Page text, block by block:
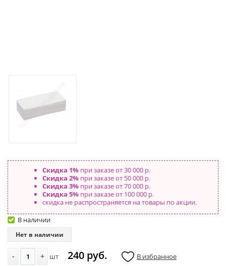
Скидка 1%при заказе от 30 000 р.
Скидка 2%при заказе от 50 000 р.
Скидка 3%при заказе от 70 000 р.
Скидка 5%при заказе от 100 000 р.
скидка не распространяется на товары по акции.
В наличии
Нет в наличии
- + шт 240 руб. В избранное